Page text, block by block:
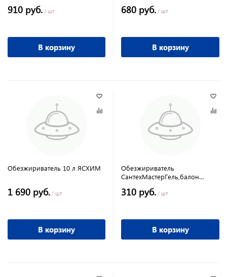
910 руб. / шт
В корзину
680 руб. / шт
В корзину
Обезжириватель 10 л ЯСХИМ
1 690 руб. / шт
В корзину
Обезжириватель
СантехМастерГель,балон
310 руб. / шт
В корзину